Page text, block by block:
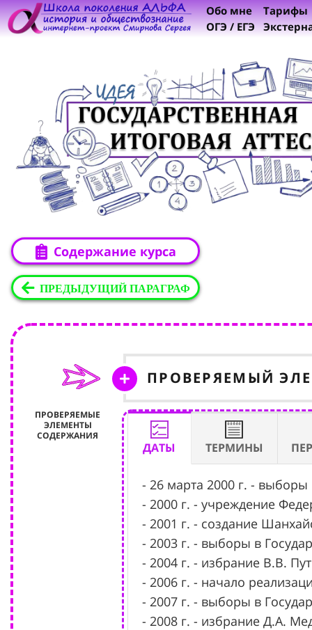
Обо мне
ОГЭ / ЕГЭ
Тарифы
Содержание курса
ПРЕДЫДУЩИЙ ПАРАГРАФ
ПРОВЕРЯЕМЫЙ
ПРОВЕРЯЕМЫЕ
ЭЛЕМЕНТЫ
СОДЕРЖАНИЯ
ДАТЫ ТЕРМИНЫ
- 26 марта 2000 г. -
- 2000 г. - учреждение
- 2001 г. - создание
- 2003 г. - выборы в
- 2004 г. - избрание В.В.
- 2006 г. - начало
- 2007 г. - выборы в
- 2008 г. - избрание Д.А.